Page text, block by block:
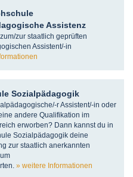
Assistenz
zur staatlich geprüften
Assistent/-in
Sozialpädagogik
r Assistent/-in oder
andere Qualifikation im
erworben? Dann kannst du in
Sozialpädagogik deine
zur staatlich anerkannten
weitere Informationen